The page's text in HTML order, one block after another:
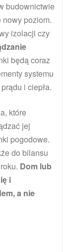
budownictwie
nowy poziom.
izolacji czy
będą coraz
systemu
i ciepła.
które
jej
pogodowe.
do bilansu
Dom lub
i
a nie